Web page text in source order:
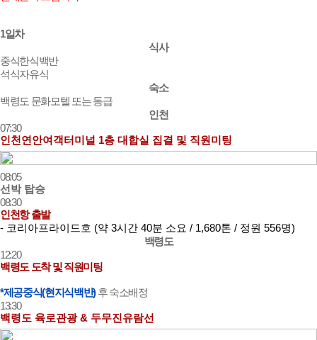
1일차
식사
중식한식백반
석식자유식
숙소
백령도 문화모텔 또는 동급
인천
07:30
인천연안여객터미널 1층 대합실 집결 및 직원미팅
08:05
선박 탑승
08:30
인천항 출발
- 코리아프라이드호 (약 3시간 40분 소요 / 1,680톤 / 정원 556명)
백령도
12:20
백령도 도착 및 직원미팅
*제공중식(현지식백반) 후 숙소배정
13:30
백령도 육로관광 & 두무진유람선